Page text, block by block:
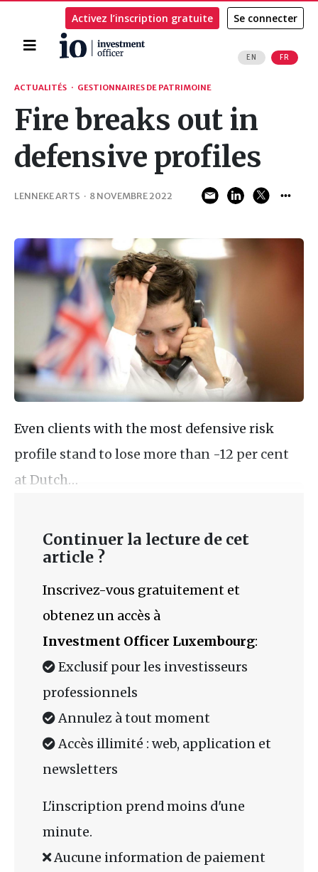
Accueil
EN FR
Activez l’inscription gratuite Se connecter
Rechercher
ACTUALITÉS · GESTIONNAIRES DE PATRIMOINE
Fire breaks out in
defensive profiles
LENNEKE ARTS · 8 NOVEMBRE 2022
Even clients with the most defensive risk
profile stand to lose more than -12 per cent
at Dutch…
Continuer la lecture de cet
article ?
Inscrivez-vous gratuitement et
obtenez un accès à
Investment Officer Luxembourg:
Exclusif pour les investisseurs
professionnels
Annulez à tout moment
Accès illimité : web, application et
newsletters
L'inscription prend moins d'une
minute.
Aucune information de paiement